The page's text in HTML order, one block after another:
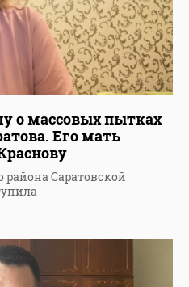
о массовых пытках
Его мать
Саратовской